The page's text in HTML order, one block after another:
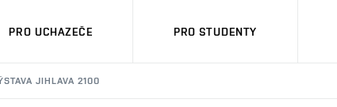
PRO UCHAZEČE PRO STUDENTY
JIHLAVA 2100